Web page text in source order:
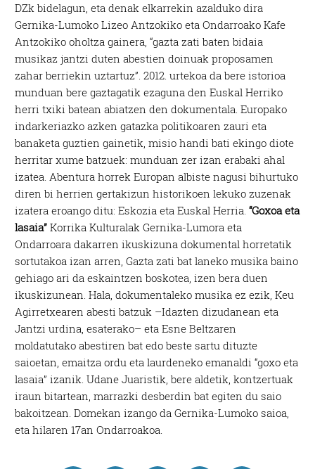
DZk bidelagun, eta denak elkarrekin azalduko dira
Gernika-Lumoko Lizeo Antzokiko eta Ondarroako Kafe
Antzokiko oholtza gainera, “gazta zati baten bidaia
musikaz jantzi duten abestien doinuak proposamen
zahar berriekin uztartuz”. 2012. urtekoa da bere istorioa
munduan bere gaztagatik ezaguna den Euskal Herriko
herri txiki batean abiatzen den dokumentala. Europako
indarkeriazko azken gatazka politikoaren zauri eta
banaketa guztien gainetik, misio handi bati ekingo diote
herritar xume batzuek: munduan zer izan erabaki ahal
izatea. Abentura horrek Europan albiste nagusi bihurtuko
diren bi herrien gertakizun historikoen lekuko zuzenak
izatera eroango ditu: Eskozia eta Euskal Herria.“Goxoa eta
lasaia” Korrika Kulturalak Gernika-Lumora eta
Ondarroara dakarren ikuskizuna dokumental horretatik
sortutakoa izan arren, Gazta zati bat laneko musika baino
gehiago ari da eskaintzen boskotea, izen bera duen
ikuskizunean. Hala, dokumentaleko musika ez ezik, Keu
Agirretxearen abesti batzuk –Idazten dizudanean eta
Jantzi urdina, esaterako– eta Esne Beltzaren
moldatutako abestiren bat edo beste sartu dituzte
saioetan, emaitza ordu eta laurdeneko emanaldi “goxo eta
lasaia” izanik. Udane Juaristik, bere aldetik, kontzertuak
iraun bitartean, marrazki desberdin bat egiten du saio
bakoitzean. Domekan izango da Gernika-Lumoko saioa,
eta hilaren 17an Ondarroakoa.